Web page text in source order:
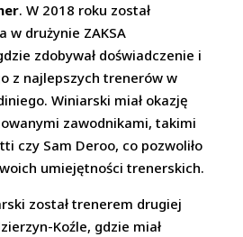
. W 2018 roku został
w drużynie ZAKSA
zdobywał doświadczenie i
z najlepszych trenerów w
Winiarski miał okazję
zawodnikami, takimi
czy Sam Deroo, co pozwoliło
umiejętności trenerskich.
został trenerem drugiej
Koźle, gdzie miał